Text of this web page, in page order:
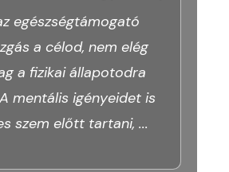
egészségtámogató
a célod, nem elég
a fizikai állapotodra
mentális igényeidet is
szem előtt tartani, ...